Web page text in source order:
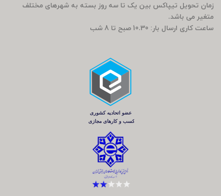
زمان تحویل تیپاکس بین یک تا سه روز بسته به شهرهای مختلف
متغیر می باشد.
ساعت کاری ارسال بار: 10.30 صبح تا 8 شب